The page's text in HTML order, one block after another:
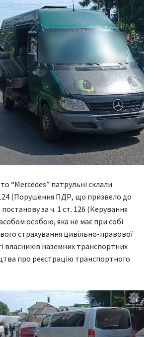
“Mercedes” патрульні склали
(Порушення ПДР, що призвело до
за ч. 1 ст. 126 (Керування
особою, яка не має при собі
страхування цивільно-правової
власників наземних транспортних
про реєстрацію транспортного